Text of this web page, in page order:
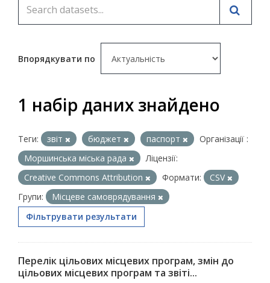
Впорядкувати по
1 набір даних знайдено
Теги: звіт бюджет паспорт
Організації :
Моршинська міська рада
Ліцензії:
Creative Commons Attribution
Формати:
CSV
Групи:
Місцеве самоврядування
Фільтрувати результати
Перелік цільових місцевих програм, змін до
цільових місцевих програм та звіті...